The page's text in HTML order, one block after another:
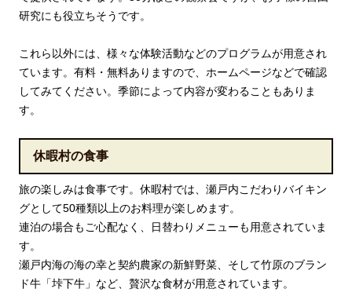
研究にも役立ちそうです。
これら以外には、様々な体験活動などのプログラムが用意され
ています。有料・無料ありますので、ホームページなどで確認
してみてください。季節によって内容が変わることもありま
す。
休暇村の食事
旅の楽しみは食事です。休暇村では、瀬戸内こだわりバイキン
グとして50種類以上のお料理が楽しめます。
連泊の場合もご心配なく、日替わりメニューも用意されていま
す。
瀬戸内海の海の幸と契約農家の新鮮野菜、そして竹原のブラン
ド牛「垰下牛」など、贅沢な食材が用意されています。